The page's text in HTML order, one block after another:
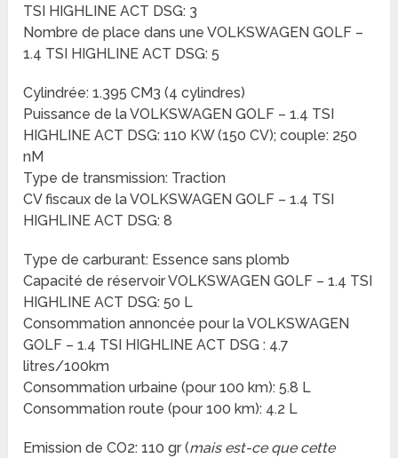
TSI HIGHLINE ACT DSG: 3
Nombre de place dans une VOLKSWAGEN GOLF –
1.4 TSI HIGHLINE ACT DSG: 5
Cylindrée: 1.395 CM3 (4 cylindres)
Puissance de la VOLKSWAGEN GOLF – 1.4 TSI
HIGHLINE ACT DSG: 110 KW (150 CV); couple: 250
nM
Type de transmission: Traction
CV fiscaux de la VOLKSWAGEN GOLF – 1.4 TSI
HIGHLINE ACT DSG: 8
Type de carburant: Essence sans plomb
Capacité de réservoir VOLKSWAGEN GOLF – 1.4 TSI
HIGHLINE ACT DSG: 50 L
Consommation annoncée pour la VOLKSWAGEN
GOLF – 1.4 TSI HIGHLINE ACT DSG : 4.7
litres/100km
Consommation urbaine (pour 100 km): 5.8 L
Consommation route (pour 100 km): 4.2 L
Emission de CO2: 110 gr (mais est-ce que cette